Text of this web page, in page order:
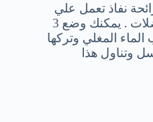
نفاذ تعمل علي
التخلص من الصداع الناجم عن توتر العضلات . يمكنك وضع 3
الماء المغلي وتركها
وتناول هذا